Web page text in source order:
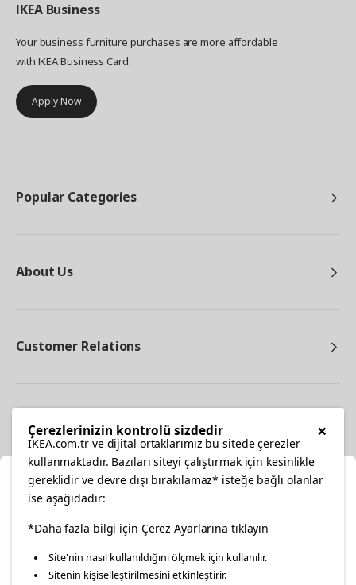
IKEA Business
Your business furniture purchases are more affordable
with IKEA Business Card.
Apply Now
Popular Categories
About Us
Customer Relations
facebooktwitterinstagrampinterestyoutube
linkedin
Select Location
Please select to see the content specific to your delivery
×
Çerezlerinizin kontrolü sizdedir
IKEA.com.tr ve dijital ortaklarımız bu sitede çerezler
kullanmaktadır. Bazıları siteyi çalıştırmak için kesinlikle
gereklidir ve devre dışı bırakılamaz* isteğe bağlı olanlar
ise aşağıdadır:
*Daha fazla bilgi için Çerez Ayarlarına tıklayın
Site'nin nasıl kullanıldığını ölçmek için kullanılır.
Sitenin kişiselleştirilmesini etkinleştirir.